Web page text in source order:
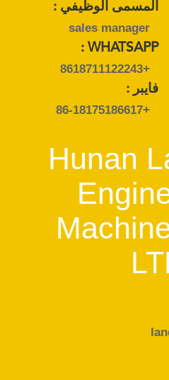
المسمى الوظيفي :
sales manager
WHATSAPP :
+8618711122243
فايبر :
+86-18175186617
Hunan